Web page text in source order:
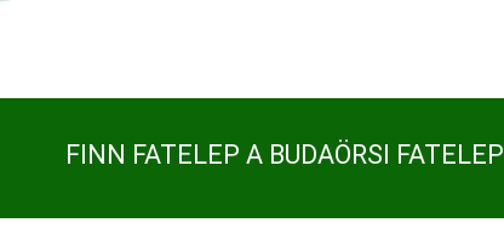
FINN FATELEP A BUDAÖRSI FATELEP